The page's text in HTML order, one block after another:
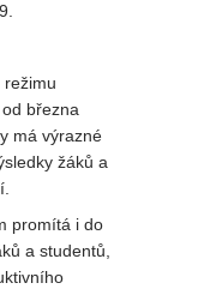
režimu
března
má výrazné
žáků a
promítá i do
a studentů,